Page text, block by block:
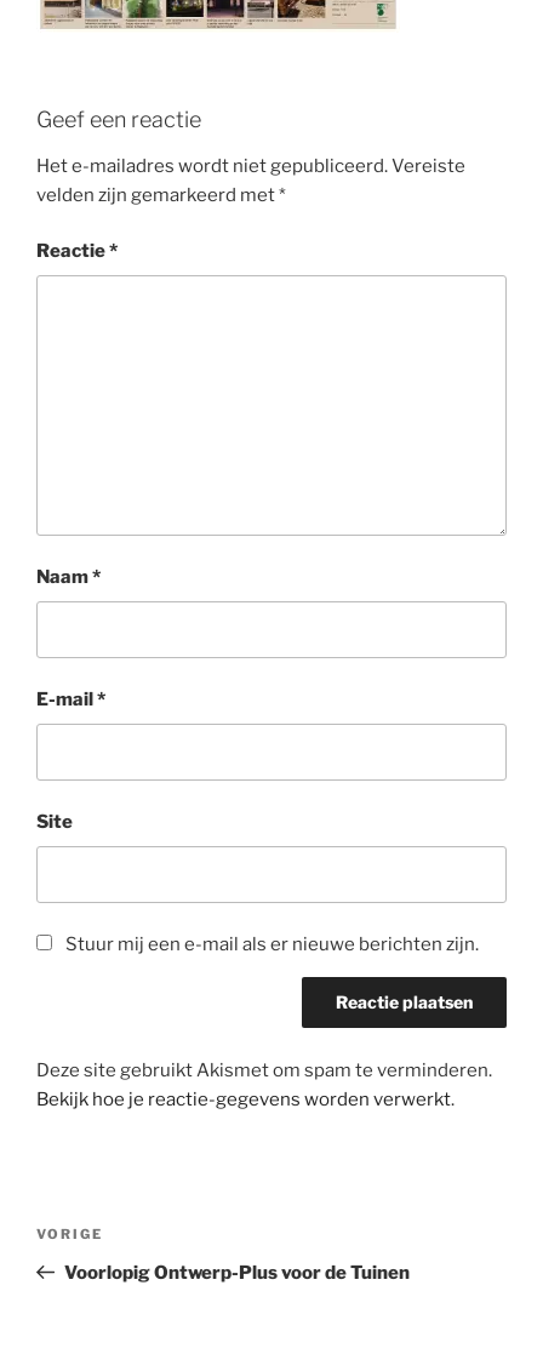
Geef een reactie
Het e-mailadres wordt niet gepubliceerd.Vereiste
velden zijn gemarkeerd met*
Reactie*
Naam*
E-mail*
Site
Stuur mij een e-mail als er nieuwe berichten zijn.
Deze site gebruikt Akismet om spam te verminderen.
Bekijk hoe je reactie-gegevens worden verwerkt.
Vorig
bericht
VORIGE
Voorlopig Ontwerp-Plus voor de Tuinen